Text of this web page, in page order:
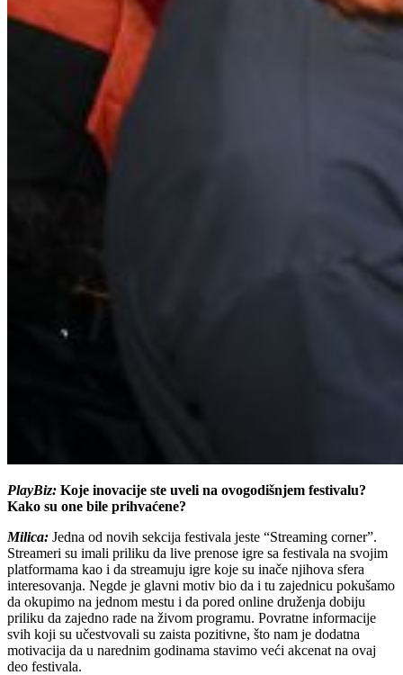
PlayBiz: Koje inovacije ste uveli na ovogodišnjem festivalu?
Kako su one bile prihvaćene?
Milica: Jedna od novih sekcija festivala jeste “Streaming corner”.
Streameri su imali priliku da live prenose igre sa festivala na svojim
platformama kao i da streamuju igre koje su inače njihova sfera
interesovanja. Negde je glavni motiv bio da i tu zajednicu pokušamo
da okupimo na jednom mestu i da pored online druženja dobiju
priliku da zajedno rade na živom programu. Povratne informacije
svih koji su učestvovali su zaista pozitivne, što nam je dodatna
motivacija da u narednim godinama stavimo veći akcenat na ovaj
deo festivala.